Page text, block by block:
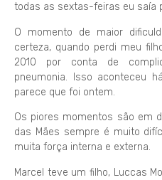
todas as sextas-feiras eu saía
O momento de maior
certeza, quando perdi meu
2010 por conta de
pneumonia. Isso aconteceu
parece que foi ontem.
Os piores momentos são em
das Mães sempre é muito
muita força interna e externa.
Marcel teve um filho, Luccas